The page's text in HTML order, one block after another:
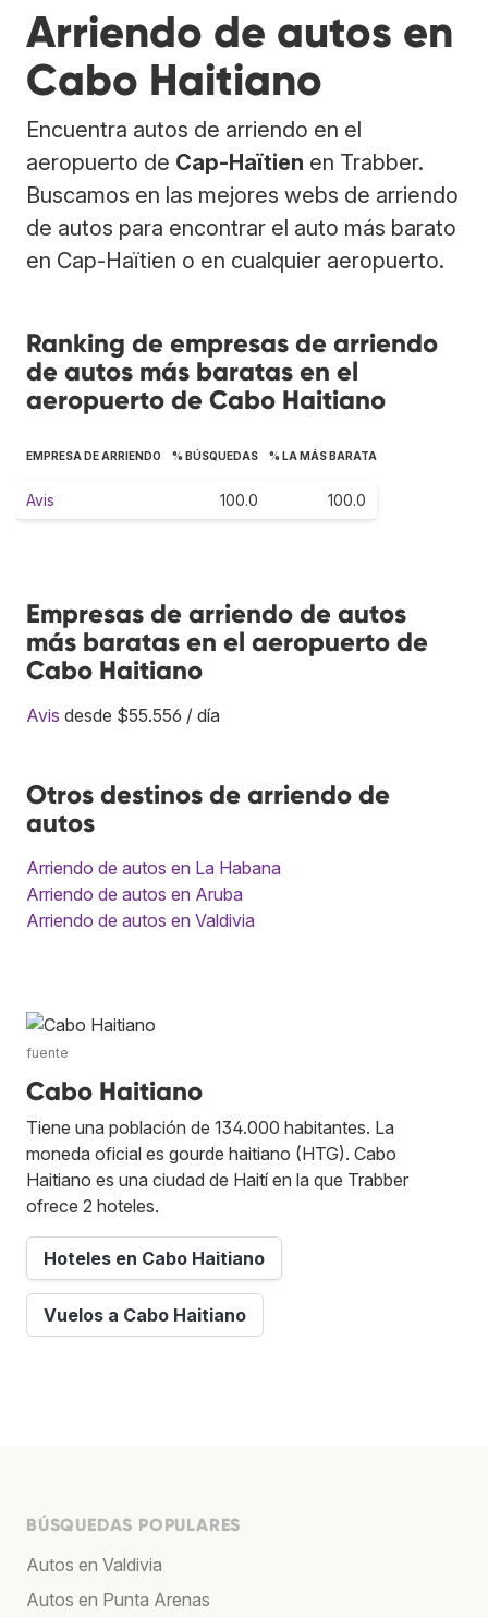
Arriendo de autos en
Cabo Haitiano
Encuentra autos de arriendo en el
aeropuerto de Cap-Haïtien en Trabber.
Buscamos en las mejores webs de arriendo
de autos para encontrar el auto más barato
en Cap-Haïtien o en cualquier aeropuerto.
Ranking de empresas de arriendo
de autos más baratas en el
aeropuerto de Cabo Haitiano
EMPRESA DE ARRIENDO % BÚSQUEDAS % LA MÁS BARATA
Avis 100.0 100.0
Empresas de arriendo de autos
más baratas en el aeropuerto de
Cabo Haitiano
Avis desde $55.556 / día
Otros destinos de arriendo de
autos
Arriendo de autos en La Habana
Arriendo de autos en Aruba
Arriendo de autos en Valdivia
fuente
Cabo Haitiano
Tiene una población de 134.000 habitantes. La
moneda oficial es gourde haitiano (HTG). Cabo
Haitiano es una ciudad de Haití en la que Trabber
ofrece 2 hoteles.
Hoteles en Cabo Haitiano
Vuelos a Cabo Haitiano
BÚSQUEDAS POPULARES
Autos en Valdivia
Autos en Punta Arenas